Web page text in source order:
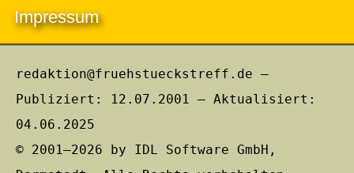
Impressum
redaktion@fruehstueckstreff.de –
Publiziert: 12.07.2001 – Aktualisiert:
04.06.2025
© 2001–2026 by IDL Software GmbH,